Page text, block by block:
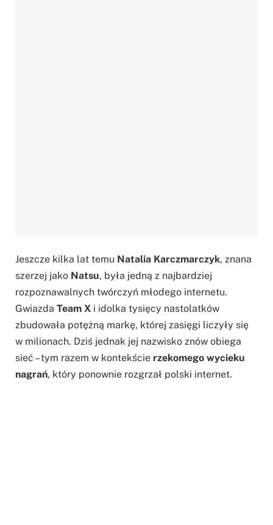
Jeszcze kilka lat temu Natalia Karczmarczyk, znana
szerzej jako Natsu, była jedną z najbardziej
rozpoznawalnych twórczyń młodego internetu.
Gwiazda Team X i idolka tysięcy nastolatków
zbudowała potężną markę, której zasięgi liczyły się
w milionach. Dziś jednak jej nazwisko znów obiega
sieć – tym razem w kontekście rzekomego wycieku
nagrań, który ponownie rozgrzał polski internet.